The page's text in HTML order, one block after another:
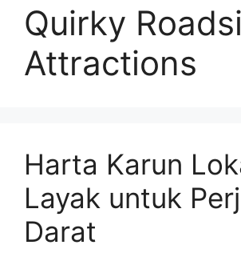
Quirky
Attractions
Harta Karun
Layak untuk
Darat